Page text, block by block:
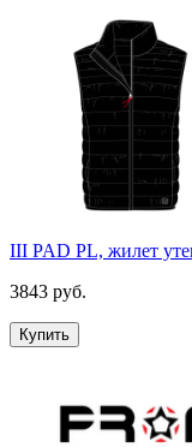
III PAD PL, жилет
3843 руб.
Купить